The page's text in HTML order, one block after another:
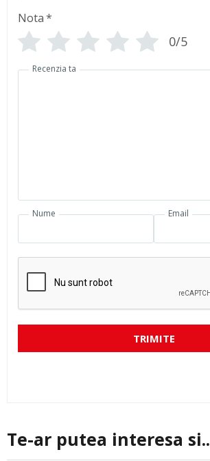
Nota*
0/5
Recenzia ta
Nume Email
TRIMITE
Te-ar putea interesa si..